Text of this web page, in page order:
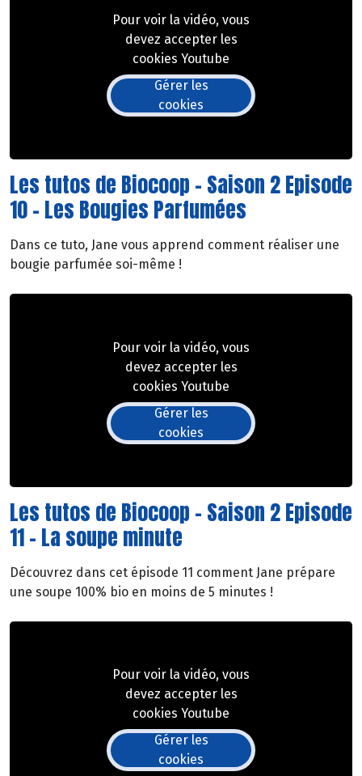
Pour voir la vidéo, vous
devez accepter les
cookies Youtube
Gérer les
cookies
Les tutos de Biocoop - Saison 2 Episode
10 - Les Bougies Parfumées
Dans ce tuto, Jane vous apprend comment réaliser une
bougie parfumée soi-même !
Pour voir la vidéo, vous
devez accepter les
cookies Youtube
Gérer les
cookies
Les tutos de Biocoop - Saison 2 Episode
11 - La soupe minute
Découvrez dans cet épisode 11 comment Jane prépare
une soupe 100% bio en moins de 5 minutes !
Pour voir la vidéo, vous
devez accepter les
cookies Youtube
Gérer les
cookies